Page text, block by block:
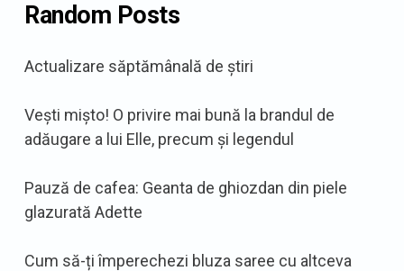
Random Posts
Actualizare săptămânală de știri
Vești mișto! O privire mai bună la brandul de
adăugare a lui Elle, precum și legendul
Pauză de cafea: Geanta de ghiozdan din piele
glazurată Adette
Cum să-ți împerechezi bluza saree cu altceva